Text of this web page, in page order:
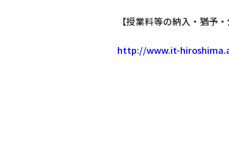
【授業料等の納入・猶予
http://www.it-